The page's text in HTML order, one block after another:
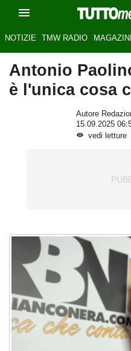
NOTIZIE TMW RADIO
Antonio
è l'unica cosa
Autore
15.09.2025
vedi letture